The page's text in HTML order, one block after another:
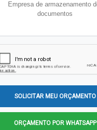
SOLICITAR MEU ORÇAMENTO
ORÇAMENTO POR WHATSAPP